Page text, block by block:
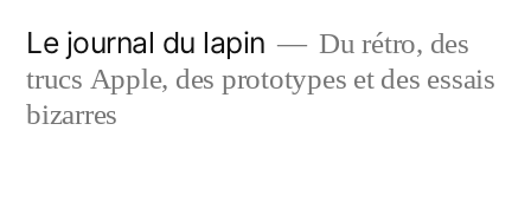
contenu
Le journal du lapin
Du rétro, des
trucs Apple, des prototypes et des essais
bizarres